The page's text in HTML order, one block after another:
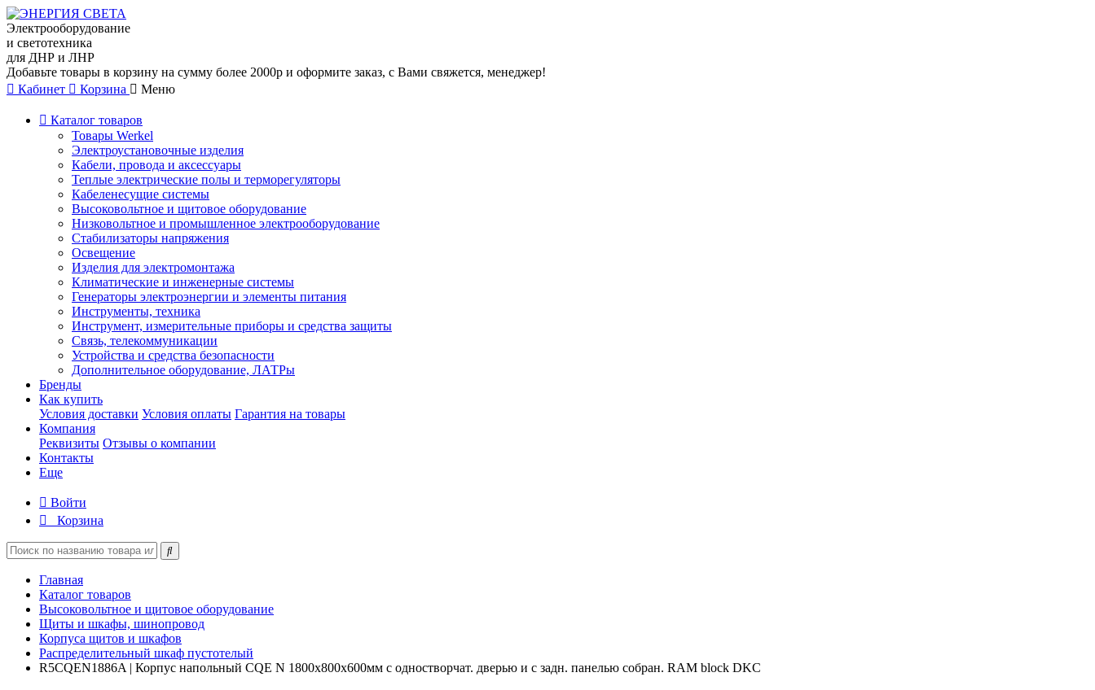
Электрооборудование
и светотехника
для ДНР и ЛНР
Добавьте товары в корзину на сумму более 2000р и оформите заказ, с Вами свяжется, менеджер!
Кабинет
Корзина Меню
Каталог товаров
Товары Werkel
Электроустановочные изделия
Кабели, провода и аксессуары
Теплые электрические полы и терморегуляторы
Кабеленесущие системы
Высоковольтное и щитовое оборудование
Низковольтное и промышленное электрооборудование
Стабилизаторы напряжения
Освещение
Изделия для электромонтажа
Климатические и инженерные системы
Генераторы электроэнергии и элементы питания
Инструменты, техника
Инструмент, измерительные приборы и средства защиты
Связь, телекоммуникации
Устройства и средства безопасности
Дополнительное оборудование, ЛАТРы
Бренды
Как купить
Условия доставки Условия оплаты Гарантия на товары
Компания
Реквизиты Отзывы о компании
Контакты
Еще
Войти
Корзина
Главная
Каталог товаров
Высоковольтное и щитовое оборудование
Щиты и шкафы, шинопровод
Корпуса щитов и шкафов
Распределительный шкаф пустотелый
R5CQEN1886A | Корпус напольный CQE N 1800х800х600мм с одностворчат. дверью и с задн. панелью собран. RAM block DKC